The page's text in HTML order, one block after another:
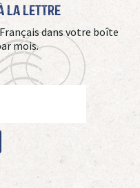
La Lettre
dans votre boîte
mois.